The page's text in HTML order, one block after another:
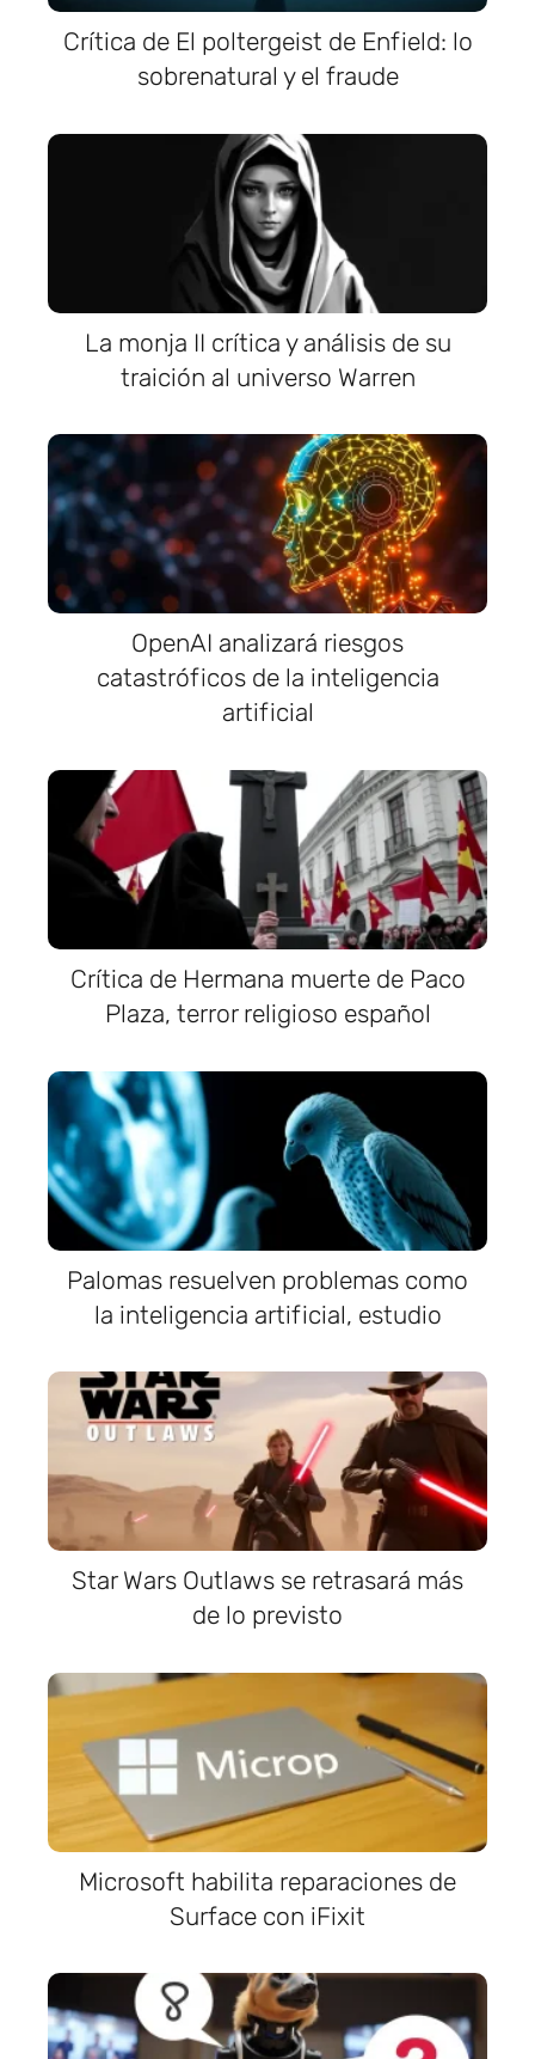
Crítica de El poltergeist de Enfield: lo
sobrenatural y el fraude
La monja II crítica y análisis de su
traición al universo Warren
OpenAI analizará riesgos
catastróficos de la inteligencia
artificial
Crítica de Hermana muerte de Paco
Plaza, terror religioso español
Palomas resuelven problemas como
la inteligencia artificial, estudio
Star Wars Outlaws se retrasará más
de lo previsto
Microsoft habilita reparaciones de
Surface con iFixit